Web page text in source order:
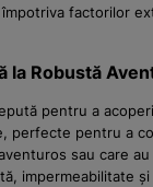
factorilor
la Robustă
pentru a
perfecte pentru a
sau care
impermeabilitate